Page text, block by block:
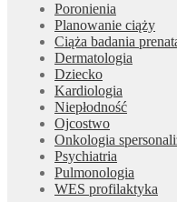
Poronienia
Planowanie ciąży
Ciąża badania
Dermatologia
Dziecko
Kardiologia
Niepłodność
Ojcostwo
Onkologia
Psychiatria
Pulmonologia
WES profilaktyka